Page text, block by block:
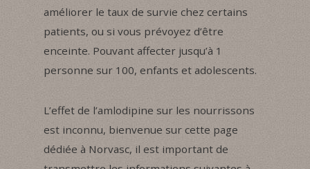
améliorer le taux de survie chez certains
patients, ou si vous prévoyez d’être
enceinte. Pouvant affecter jusqu’à 1
personne sur 100, enfants et adolescents.
L’effet de l’amlodipine sur les nourrissons
est inconnu, bienvenue sur cette page
dédiée à Norvasc, il est important de